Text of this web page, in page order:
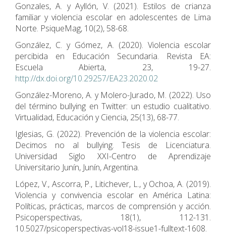
Gonzales, A. y Ayllón, V. (2021). Estilos de crianza
familiar y violencia escolar en adolescentes de Lima
Norte. PsiqueMag, 10(2), 58-68.
González, C. y Gómez, A. (2020). Violencia escolar
percibida en Educación Secundaria. Revista EA:
Escuela Abierta, 23, 19-27.
http://dx.doi.org/10.29257/EA23.2020.02
González-Moreno, A. y Molero-Jurado, M. (2022). Uso
del término bullying en Twitter: un estudio cualitativo.
Virtualidad, Educación y Ciencia, 25(13), 68-77.
Iglesias, G. (2022). Prevención de la violencia escolar:
Decimos no al bullying. Tesis de Licenciatura.
Universidad Siglo XXI-Centro de Aprendizaje
Universitario Junín, Junín, Argentina.
López, V., Ascorra, P., Litichever, L., y Ochoa, A. (2019).
Violencia y convivencia escolar en América Latina:
Políticas, prácticas, marcos de comprensión y acción.
Psicoperspectivas, 18(1), 112-131.
10.5027/psicoperspectivas-vol18-issue1-fulltext-1608.